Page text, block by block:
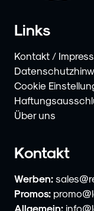
Links
Kontakt /
Cookie
Über uns
Kontakt
Werben:
Promos:
Allgemein: